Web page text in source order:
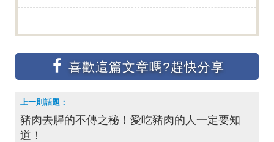
豬肉去腥的不傳之秘！愛吃豬肉的人一定要知
道！